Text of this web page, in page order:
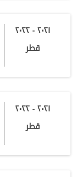
٢٠٢١ - ٢٠٢٢
قطر
٢٠٢١ - ٢٠٢٢
قطر